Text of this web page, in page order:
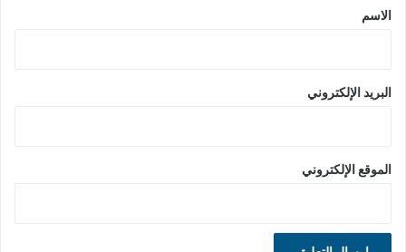
*
الاسم
البريد الإلكتروني
الموقع الإلكتروني